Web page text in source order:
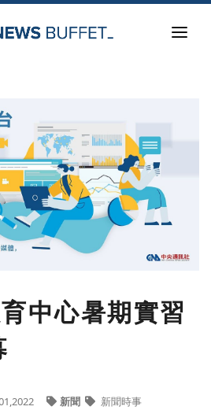
中心暑期實習
新聞 新聞時事